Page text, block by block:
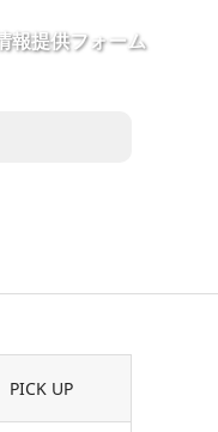
報提供フォーム
PICK UP